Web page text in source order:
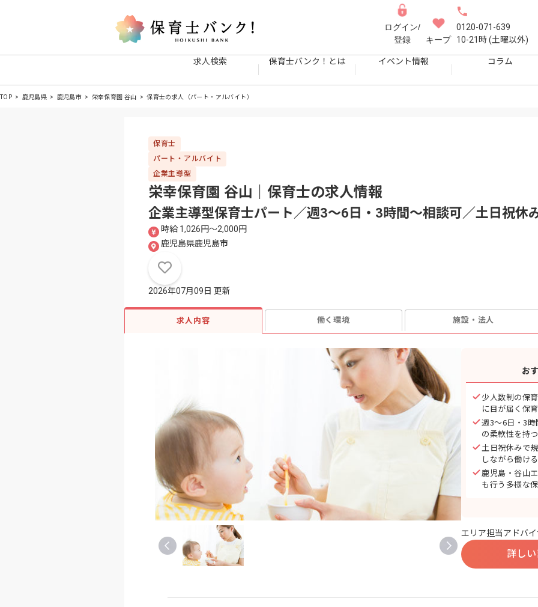
ログイン/
登録
キープ
0120-071-639
10-21時 (土曜以外)
求人検索 保育士バンク！とは イベント情報 コラム
TOP 鹿児島県 鹿児島市 栄幸保育園 谷山 保育士の求人（パート・アルバイト）
保育士
パート・アルバイト
企業主導型
栄幸保育園 谷山｜保育士の求人情報
企業主導型保育士パート／週3〜6日・3時間〜相談可／土日祝休
時給 1,026円〜2,000円
鹿児島県鹿児島市
2026年07月09日 更新
求人内容 働く環境 施設・法人
お
少人数制の保
に目が届く保
週3〜6日・3
の柔軟性を持
土日祝休みで
しながら働け
鹿児島・谷山
も行う多様な
エリア担当アドバ
詳し